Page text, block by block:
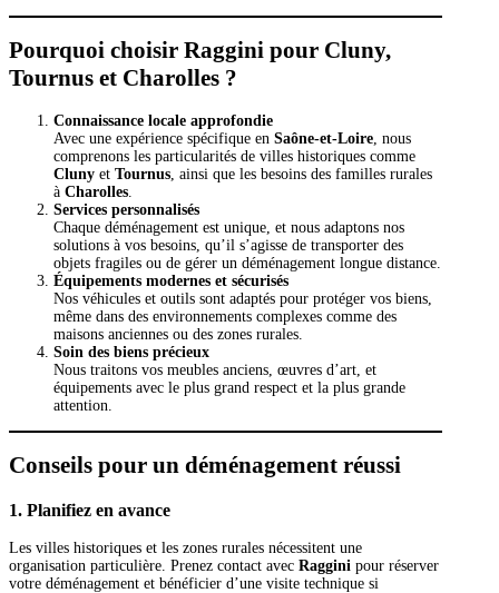
Pourquoi choisir Raggini pour Cluny,
Tournus et Charolles ?
Connaissance locale approfondie
Avec une expérience spécifique en Saône-et-Loire , nous
comprenons les particularités de villes historiques comme
Cluny et Tournus , ainsi que les besoins des familles rurales
à Charolles
Services personnalisés
Chaque déménagement est unique, et nous adaptons nos
solutions à vos besoins, qu’il s’agisse de transporter des
objets fragiles ou de gérer un déménagement longue distance.
Équipements modernes et sécurisés
Nos véhicules et outils sont adaptés pour protéger vos biens,
même dans des environnements complexes comme des
maisons anciennes ou des zones rurales.
Soin des biens précieux
Nous traitons vos meubles anciens, œuvres d’art, et
équipements avec le plus grand respect et la plus grande
attention.
Conseils pour un déménagement réussi
1. Planifiez en avance
Les villes historiques et les zones rurales nécessitent une
organisation particulière. Prenez contact avec Raggini pour réserver
votre déménagement et bénéficier d’une visite technique si